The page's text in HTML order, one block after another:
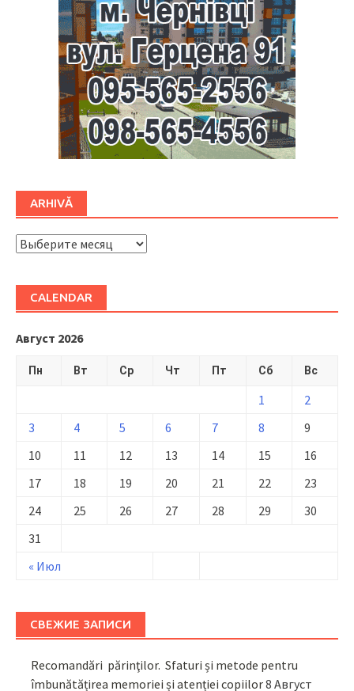
ARHIVĂ
ARHIVĂ
CALENDAR
Август 2026
Пн Вт Ср Чт Пт Сб Вс
« Июл
1
2
3
4 5 6 7 8
9
10
11 12 13 14 15
16
17
18 19 20 21 22
23
24
25 26 27 28 29
30
31
СВЕЖИЕ ЗАПИСИ
Recomandări părinţilor. Sfaturi și metode pentru
îmbunătățirea memoriei și atenției copiilor8 Август